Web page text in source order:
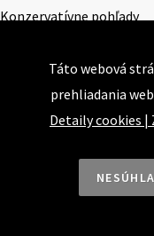
Konzervatívne pohľady
Akadémia klasickej
Cena Ernesta Valka
Táto webová
prehliadania
Detaily cookies |